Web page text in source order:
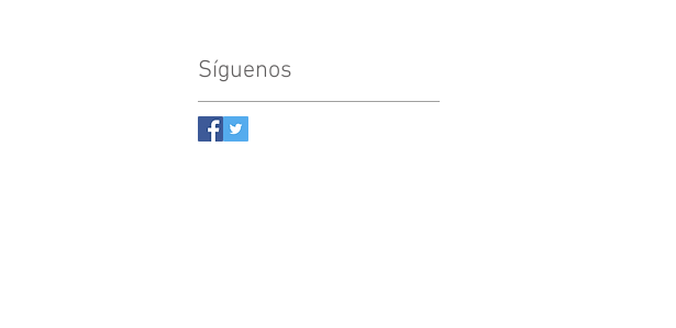
Síguenos